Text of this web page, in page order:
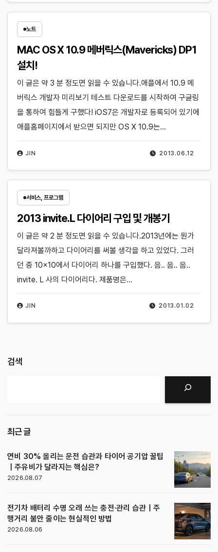
노트
MAC OS X 10.9 메버릭스(Mavericks) DP1
설치!
2013.06.12
JIN
이 글은 약 3 분 정도면 읽을 수 있습니다.애플에서 10.9 메
버릭스 개발자 미리보기 테스트 다운로드를 시작하여 구글링
을 통하여 힘들게 구했다! iOS7은 개발자로 등록되어 있기에
애플홈페이지에서 받으면 되지만 OS X 10.9는…
서비스, 프로그램
2013 invite.L 다이어리 구입 및 개봉기
2013.01.02
JIN
이 글은 약 2 분 정도면 읽을 수 있습니다.2013년에는 뭔가
달라져볼까하고 다이어리를 써볼 생각을 하고 있었다. 그러
던 중 10×10에서 다이어리 하나를 구입했다. 음.. 음.. 음..
invite. L 사의 다이어리다. 제품명은…
검색
최근 글
연비 30% 올리는 운전 습관과 타이어 공기압 꿀팁
｜주유비가 달라지는 핵심은?
2026.08.07
전기차 배터리 수명 오래 쓰는 충전·관리 습관｜주
행거리 불안 줄이는 현실적인 방법
2026.08.06